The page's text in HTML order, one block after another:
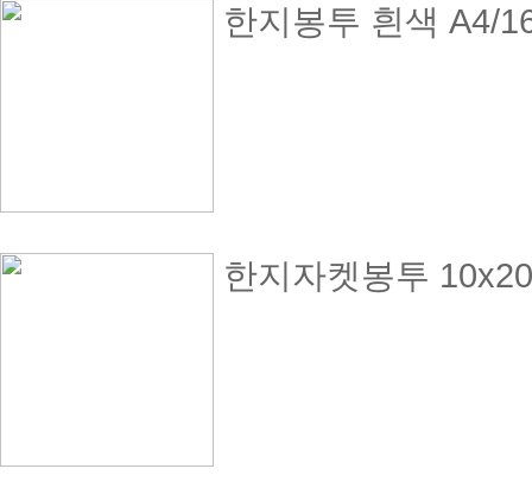
한지봉투 흰색 A4/
한지자켓봉투